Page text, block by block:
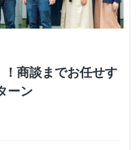
商談までお任せす
ーン